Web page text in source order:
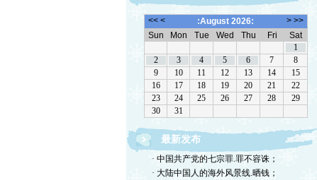
最新发布
· 中国共产党的七宗罪.罪不容诛；
· 大陆中国人的海外风景线.晒钱；